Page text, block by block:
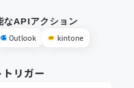
なAPIアクション
Outlook kintone
リガー